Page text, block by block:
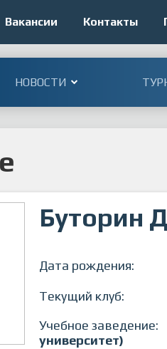
Вакансии Контакты
НОВОСТИ
Буторин
Дата рождения:
Текущий клуб:
Учебное заведение:
университет)